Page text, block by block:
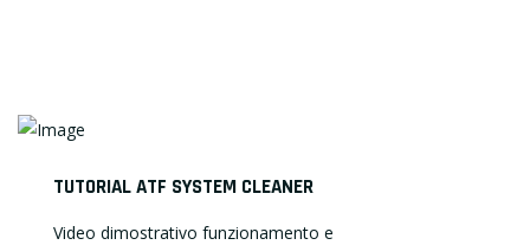
TUTORIAL ATF SYSTEM CLEANER
Video dimostrativo funzionamento e